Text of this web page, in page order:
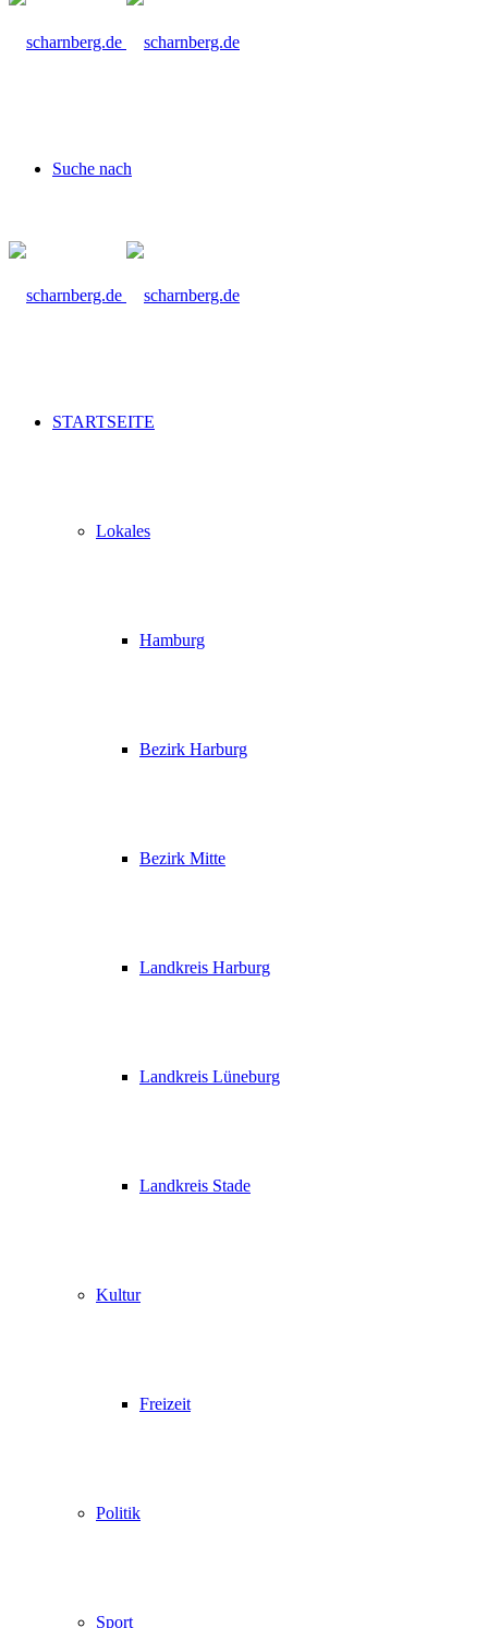
Suche nach
STARTSEITE
Lokales
Hamburg
Bezirk Harburg
Bezirk Mitte
Landkreis Harburg
Landkreis Lüneburg
Landkreis Stade
Kultur
Freizeit
Politik
Sport